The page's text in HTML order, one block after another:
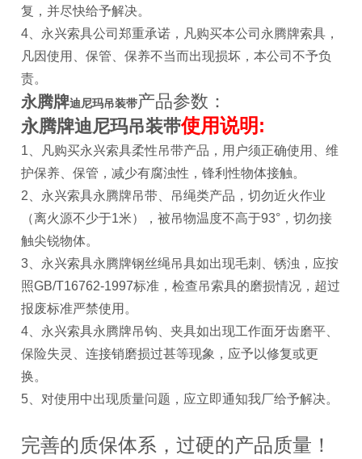
复，并尽快给予解决。
4、永兴索具公司郑重承诺，凡购买本公司永腾牌索具，
凡因使用、保管、保养不当而出现损坏，本公司不予负
责。
永腾牌迪尼玛吊装带产品参数：
永腾牌迪尼玛吊装带使用说明:
1、凡购买永兴索具柔性吊带产品，用户须正确使用、维
护保养、保管，减少有腐浊性，锋利性物体接触。
2、永兴索具永腾牌吊带、吊绳类产品，切勿近火作业
（离火源不少于1米），被吊物温度不高于93°，切勿接
触尖锐物体。
3、永兴索具永腾牌钢丝绳吊具如出现毛刺、锈浊，应按
照GB/T16762-1997标准，检查吊索具的磨损情况，超过
报废标准严禁使用。
4、永兴索具永腾牌吊钩、夹具如出现工作面牙齿磨平、
保险失灵、连接销磨损过甚等现象，应予以修复或更
换。
5、对使用中出现质量问题，应立即通知我厂给予解决。
完善的质保体系，过硬的产品质量！